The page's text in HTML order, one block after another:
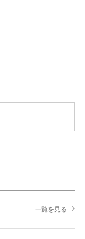
一覧を見る